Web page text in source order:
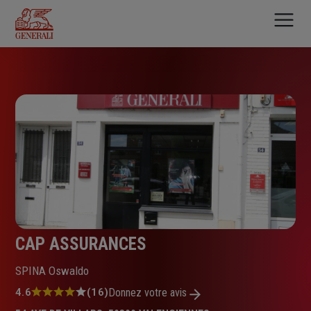
contenu
principal
CAP ASSURANCES
SPINA Oswaldo
Note
4.6 (16)Donnez votre avis